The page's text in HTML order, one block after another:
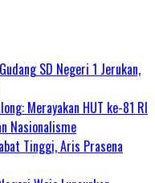
SD Negeri 1 Jerukan,
Merayakan HUT ke-81 RI
Nasionalisme
Tinggi, Aris Prasena